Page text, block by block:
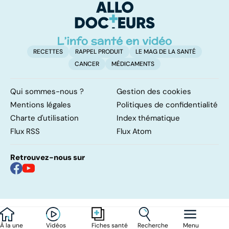
À la une Vidéos Fiches santé Recherche Menu
RECETTES RAPPEL PRODUIT
LE MAG DE LA SANTÉ
CANCER
MÉDICAMENTS
Qui sommes-nous ?
Gestion des cookies
Mentions légales
Politiques de confidentialité
Charte d'utilisation
Index thématique
Flux RSS
Flux Atom
Retrouvez-nous sur